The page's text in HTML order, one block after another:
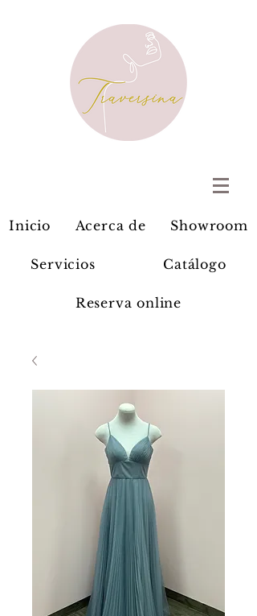
Inicio Acerca de Showroom
Servicios Catálogo
Reserva online